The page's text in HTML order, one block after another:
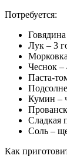
Потребуется:
Лук – 3
Чеснок –
Паста-
Кумин –
Сладкая
Соль –
Как